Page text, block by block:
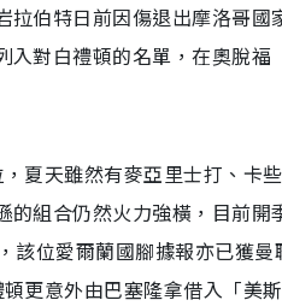
伯特日前因傷退出摩洛哥
對白禮頓的名單，在奧脫福
夏天雖然有麥亞里士打、卡
組合仍然火力強橫，目前
位愛爾蘭國腳據報亦已獲
更意外由巴塞隆拿借入「美